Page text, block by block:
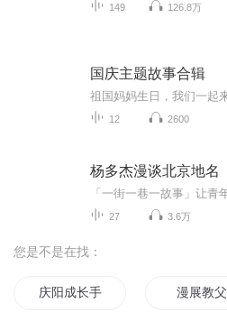
149 126.8万
国庆主题故事合辑
12 2600
杨多杰漫谈北京地名
27 3.6万
您是不是在找：
庆阳成长手札 漫展教父